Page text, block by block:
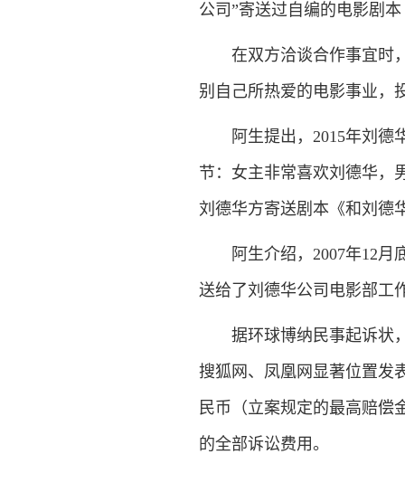
公司”寄送过自编的电影剧
在双方洽谈合作事宜时，
别自己所热爱的电影事业，
阿生提出，2015年刘德华
节：女主非常喜欢刘德华，
刘德华方寄送剧本《和刘德
阿生介绍，2007年12月
送给了刘德华公司电影部工
据环球博纳民事起诉状，
搜狐网、凤凰网显著位置发
民币（立案规定的最高赔偿
的全部诉讼费用。